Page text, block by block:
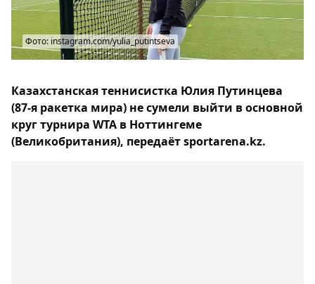
Фото: instagram.com/yulia_putintseva
Казахстанская теннисистка Юлия Путинцева
(87-я ракетка мира) не сумели выйти в основной
круг турнира WTA в Ноттингеме
(Великобритания), передаёт sportarena.kz.